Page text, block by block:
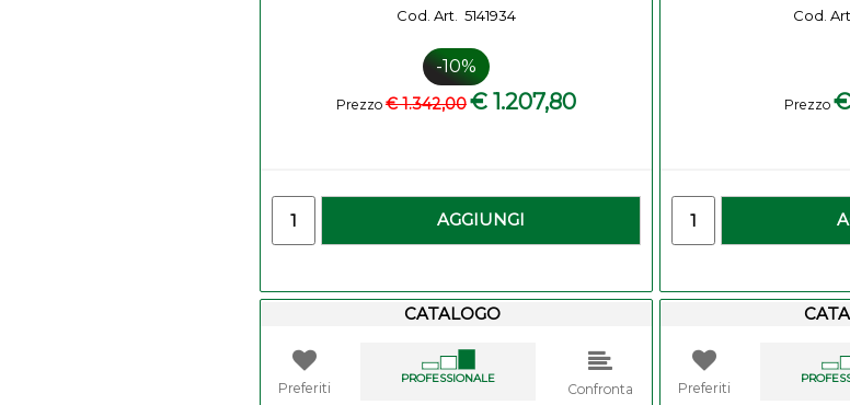
Cod. Art. 5141934
-10%
Prezzo € 1.342,00€ 1.207,80
AGGIUNGI
Cod. Art.
Prezzo
CATALOGO
Preferiti
PROFESSIONALE
Confronta Preferiti